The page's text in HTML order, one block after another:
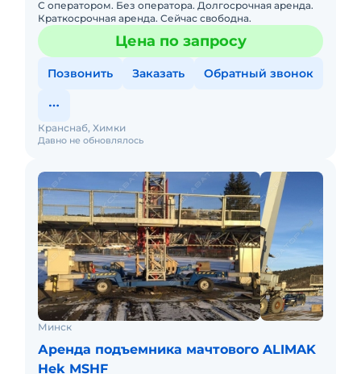
С оператором. Без оператора. Долгосрочная аренда.
Краткосрочная аренда. Сейчас свободна.
Цена по запросу
Позвонить Заказать Обратный звонок
Давно не обновлялось
Кранснаб, Химки
Минск
Аренда подъемника мачтового ALIMAK
Hek MSHF